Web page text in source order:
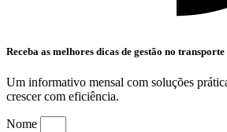
Receba as melhores dicas de gestão no transporte
Um informativo mensal com soluções
crescer com eficiência.
Nome